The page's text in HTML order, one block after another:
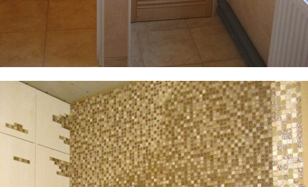
Фотографии плиточных работ, ванная в квартире